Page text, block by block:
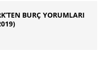
BURÇ YORUMLARI